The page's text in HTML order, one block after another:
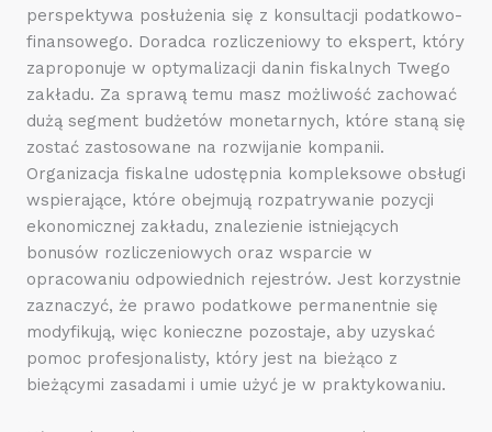
perspektywa posłużenia się z konsultacji podatkowo-
finansowego. Doradca rozliczeniowy to ekspert, który
zaproponuje w optymalizacji danin fiskalnych Twego
zakładu. Za sprawą temu masz możliwość zachować
dużą segment budżetów monetarnych, które staną się
zostać zastosowane na rozwijanie kompanii.
Organizacja fiskalne udostępnia kompleksowe obsługi
wspierające, które obejmują rozpatrywanie pozycji
ekonomicznej zakładu, znalezienie istniejących
bonusów rozliczeniowych oraz wsparcie w
opracowaniu odpowiednich rejestrów. Jest korzystnie
zaznaczyć, że prawo podatkowe permanentnie się
modyfikują, więc konieczne pozostaje, aby uzyskać
pomoc profesjonalisty, który jest na bieżąco z
bieżącymi zasadami i umie użyć je w praktykowaniu.